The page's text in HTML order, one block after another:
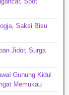
Saksi Bisu
Jidor, Surga
Gunung Kidul
Memukau